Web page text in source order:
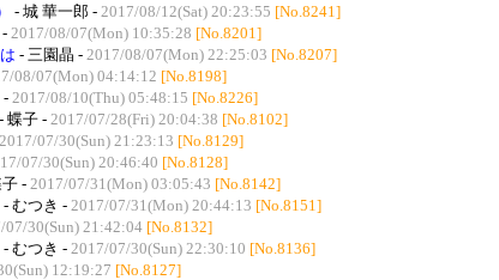
- 城 華一郎 - 2017/08/12(Sat) 20:23:55 [No.8241]
2017/08/07(Mon) 10:35:28 [No.8201]
- 三園晶 - 2017/08/07(Mon) 22:25:03 [No.8207]
08/07(Mon) 04:14:12 [No.8198]
- 2017/08/10(Thu) 05:48:15 [No.8226]
- 蝶子 - 2017/07/28(Fri) 20:04:38 [No.8102]
2017/07/30(Sun) 21:23:13 [No.8129]
07/30(Sun) 20:46:40 [No.8128]
- 2017/07/31(Mon) 03:05:43 [No.8142]
- むつき - 2017/07/31(Mon) 20:44:13 [No.8151]
07/30(Sun) 21:42:04 [No.8132]
- むつき - 2017/07/30(Sun) 22:30:10 [No.8136]
12:19:27 [No.8127]